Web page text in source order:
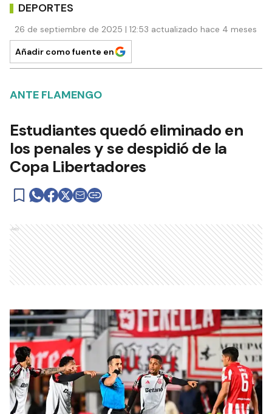
DEPORTES
26 de septiembre de 2025 | 12:53 actualizado hace 4 meses
Añadir como fuente en
ANTE FLAMENGO
Estudiantes quedó eliminado en
los penales y se despidió de la
Copa Libertadores
Ads